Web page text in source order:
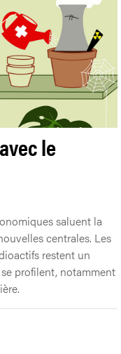
le
saluent la
centrales. Les
restent un
profilent, notamment